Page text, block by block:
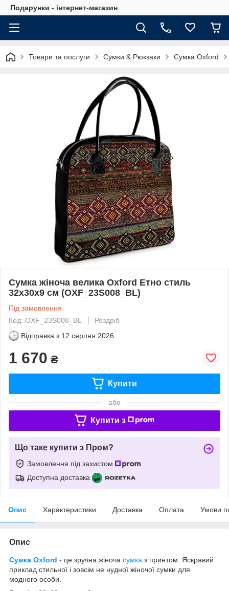
Подарунки - інтернет-магазин
Товари та послуги Сумки & Рюкзаки Сумка Oxford
Сумка жіноча велика Oxford Етно стиль
32x30x9 см (OXF_23S008_BL)
Під замовлення
Код: OXF_23S008_BL
Роздріб
Відправка з 12 серпня 2026
1 670 ₴
Купити
або
Купити з
Що таке купити з Пром?
Замовлення під захистом
Доступна доставка
Опис Характеристики Доставка Оплата Умови
Опис
Сумка Oxford - це зручна жіноча сумка з принтом. Яскравий
приклад стильної і зовсім не нудної жіночої сумки для
модного особи.